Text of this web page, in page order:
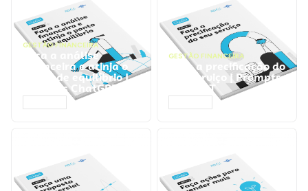
GESTÃO FINANCEIRA
Faça a análise
financeira e atinja o
ponto de equilíbrio |
Prompts ChatGPT
GESTÃO FINANCEIRA
Faça a precificação do
seu serviço | Prompts
ChatGPT